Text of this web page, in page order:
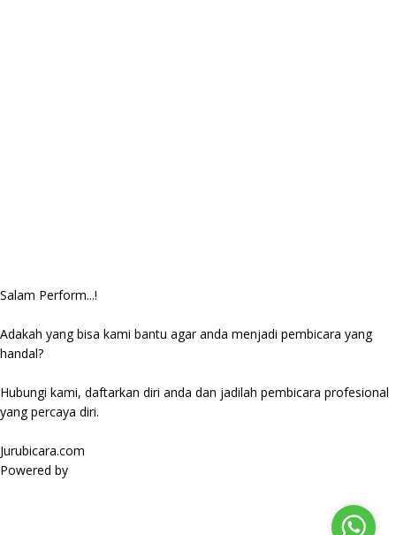
Salam Perform...!
Adakah yang bisa kami bantu agar anda menjadi pembicara yang
handal?
Hubungi kami, daftarkan diri anda dan jadilah pembicara profesional
yang percaya diri.
Jurubicara.com
Powered by